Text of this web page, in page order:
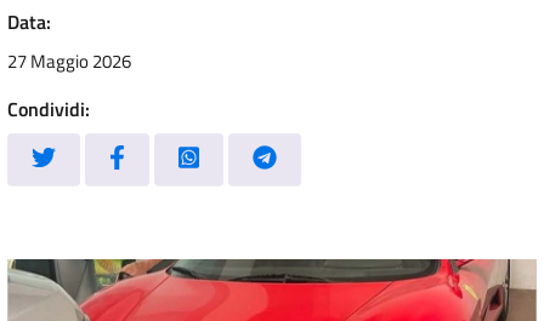
Data:
27 Maggio 2026
Condividi: